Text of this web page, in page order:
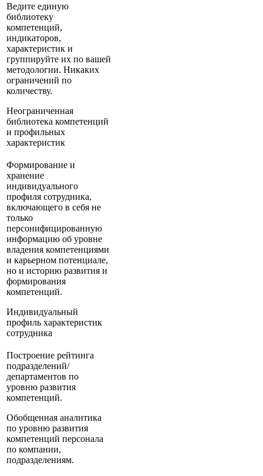
Ведите единую
библиотеку
компетенций,
индикаторов,
характеристик и
группируйте их по вашей
методологии. Никаких
ограничений по
количеству.
Неограниченная
библиотека компетенций
и профильных
характеристик
Формирование и
хранение
индивидуального
профиля сотрудника,
включающего в себя не
только
персонифицированную
информацию об уровне
владения компетенциями
и карьерном потенциале,
но и историю развития и
формирования
компетенций.
Индивидуальный
профиль характеристик
сотрудника
Построение рейтинга
подразделений/
департаментов по
уровню развития
компетенций.
Обобщенная аналитика
по уровню развития
компетенций персонала
по компании,
подразделениям.